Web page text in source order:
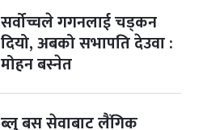
सर्वोच्चले गगनलाई चड्कन
दियो, अबको सभापति देउवा :
मोहन बस्नेत
ब्लु बस सेवाबाट लैंगिक